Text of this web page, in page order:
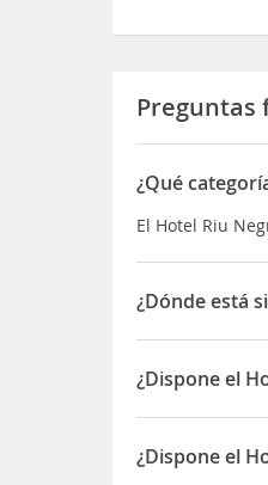
Preguntas
¿Qué
El Hotel Riu
¿Dónde está
El Hotel Riu
¿Dispone el
Sí, el Hotel Riu
¿Dispone el